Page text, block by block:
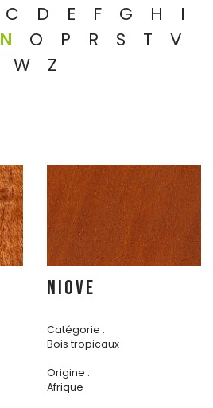
C D E F G H
I
N O P R S T
V
W
Z
NIOVE
Catégorie :
Bois tropicaux
Origine :
Afrique